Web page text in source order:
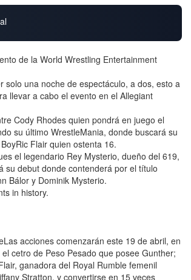
de la World Wrestling Entertainment
solo una noche de espectáculo, a dos, esto a
llevar a cabo el evento en el Allegiant
Cody Rhodes quien pondrá en juego el
su último WrestleMania, donde buscará su
Flair quien ostenta 16.
el legendario Rey Mysterio, dueño del 619,
su debut donde contenderá por el título
Bálor y Dominik Mysterio.
in history.
acciones comenzarán este 19 de abril, en
cetro de Peso Pesado que posee Gunther;
ganadora del Royal Rumble femenil
Stratton, y convertirse en 15 veces